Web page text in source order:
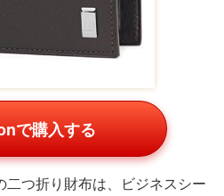
で購入する
二つ折り財布は、ビジネスシー